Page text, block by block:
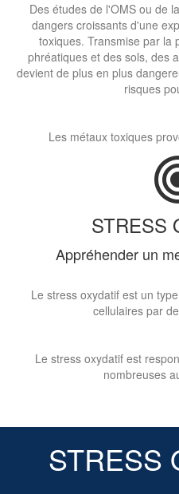
Des études de l'OMS ou de
dangers croissants d'une
toxiques. Transmise par la
phréatiques et des sols, des
devient de plus en plus
risques
Les métaux toxiques
STRESS
Appréhender un
Le stress oxydatif est un
cellulaires par
Le stress oxydatif est
nombreuses
STRESS